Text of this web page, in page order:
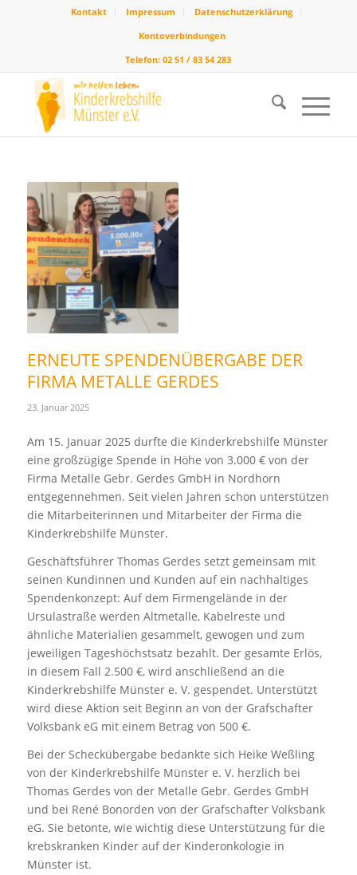
Kontakt Impressum
Datenschutzerklärung
Kontoverbindungen
Telefon: 02 51 / 83 54 283
ERNEUTE SPENDENÜBERGABE DER
FIRMA METALLE GERDES
23. Januar 2025
Am 15. Januar 2025 durfte die Kinderkrebshilfe Münster
eine großzügige Spende in Höhe von 3.000 € von der
Firma Metalle Gebr. Gerdes GmbH in Nordhorn
entgegennehmen. Seit vielen Jahren schon unterstützen
die Mitarbeiterinnen und Mitarbeiter der Firma die
Kinderkrebshilfe Münster.
Geschäftsführer Thomas Gerdes setzt gemeinsam mit
seinen Kundinnen und Kunden auf ein nachhaltiges
Spendenkonzept: Auf dem Firmengelände in der
Ursulastraße werden Altmetalle, Kabelreste und
ähnliche Materialien gesammelt, gewogen und zum
jeweiligen Tageshöchstsatz bezahlt. Der gesamte Erlös,
in diesem Fall 2.500 €, wird anschließend an die
Kinderkrebshilfe Münster e. V. gespendet. Unterstützt
wird diese Aktion seit Beginn an von der Grafschafter
Volksbank eG mit einem Betrag von 500 €.
Bei der Scheckübergabe bedankte sich Heike Weßling
von der Kinderkrebshilfe Münster e. V. herzlich bei
Thomas Gerdes von der Metalle Gebr. Gerdes GmbH
und bei René Bonorden von der Grafschafter Volksbank
eG. Sie betonte, wie wichtig diese Unterstützung für die
krebskranken Kinder auf der Kinderonkologie in
Münster ist.